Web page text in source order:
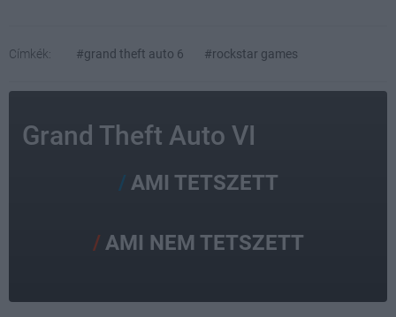
Címkék: #grand theft auto 6 #rockstar games
Grand Theft Auto VI
AMI TETSZETT
AMI NEM TETSZETT